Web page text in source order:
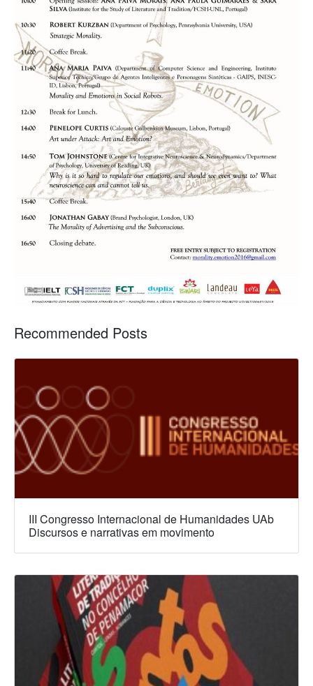
Recommended Posts
III Congresso Internacional de Humanidades UAb
Discursos e narrativas em movimento